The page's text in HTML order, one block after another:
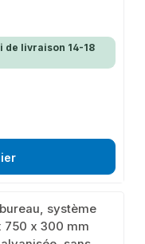
de livraison 14-18